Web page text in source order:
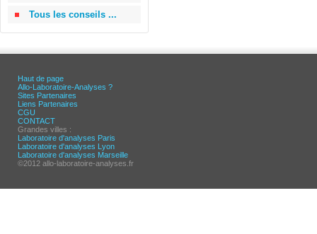
Tous les conseils ...
Haut de page
Allo-Laboratoire-Analyses ?
Sites Partenaires
Liens Partenaires
CGU
CONTACT
Grandes villes :
Laboratoire d'analyses Paris
Laboratoire d'analyses Lyon
Laboratoire d'analyses Marseille
©2012 allo-laboratoire-analyses.fr